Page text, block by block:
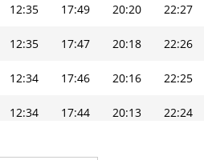
12:35 17:49 20:20 22:27
12:35 17:47 20:18 22:26
12:34 17:46 20:16 22:25
12:34 17:44 20:13 22:24